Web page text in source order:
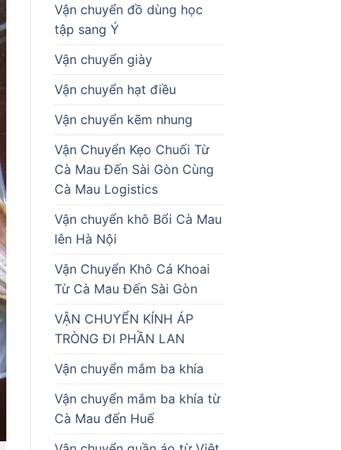
Vận chuyển đồ dùng học
tập sang Ý
Vận chuyển giày
Vận chuyển hạt điều
Vận chuyển kẽm nhung
Vận Chuyển Kẹo Chuối Từ
Cà Mau Đến Sài Gòn Cùng
Cà Mau Logistics
Vận chuyển khô Bổi Cà Mau
lên Hà Nội
Vận Chuyển Khô Cá Khoai
Từ Cà Mau Đến Sài Gòn
VẬN CHUYỂN KÍNH ÁP
TRÒNG ĐI PHẦN LAN
Vận chuyển mắm ba khía
Vận chuyển mắm ba khía từ
Cà Mau đến Huế